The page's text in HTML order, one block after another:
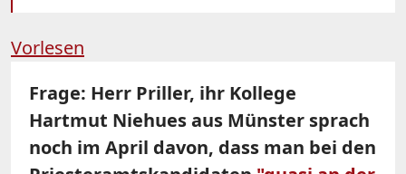
Vorlesen
Frage: Herr Priller, ihr Kollege
Hartmut Niehues aus Münster sprach
noch im April davon, dass man bei den